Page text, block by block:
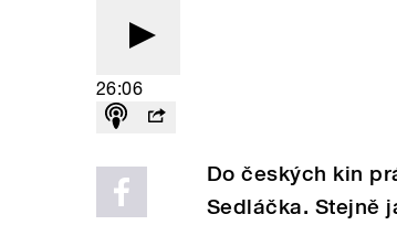
26:06
Do českých kin
Sedláčka. Stejně